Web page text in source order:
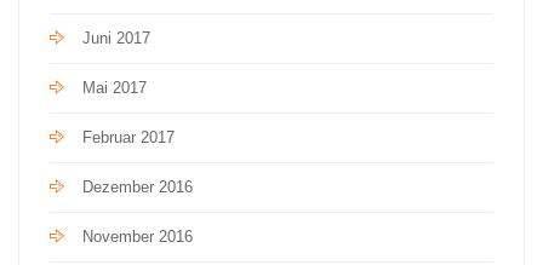
Juni 2017
Mai 2017
Februar 2017
Dezember 2016
November 2016